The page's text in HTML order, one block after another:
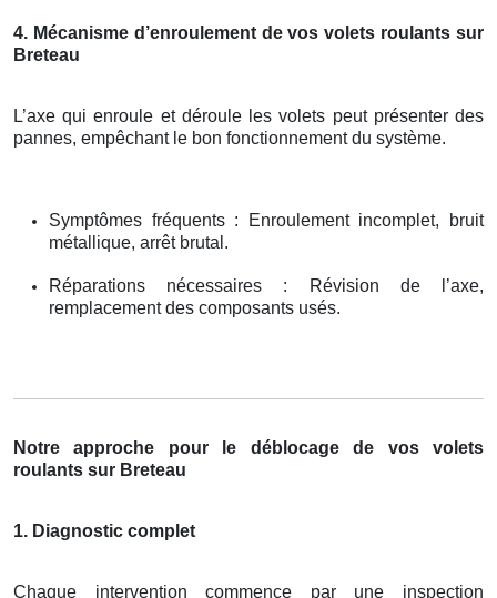
4. Mécanisme d’enroulement de vos volets roulants sur
Breteau
L’axe qui enroule et déroule les volets peut présenter des
pannes, empêchant le bon fonctionnement du système.
Symptômes fréquents : Enroulement incomplet, bruit
métallique, arrêt brutal.
Réparations nécessaires : Révision de l’axe,
remplacement des composants usés.
Notre approche pour le déblocage de vos volets
roulants sur Breteau
1. Diagnostic complet
Chaque intervention commence par une inspection